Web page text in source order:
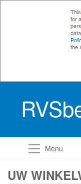
for
the
Menu
UW